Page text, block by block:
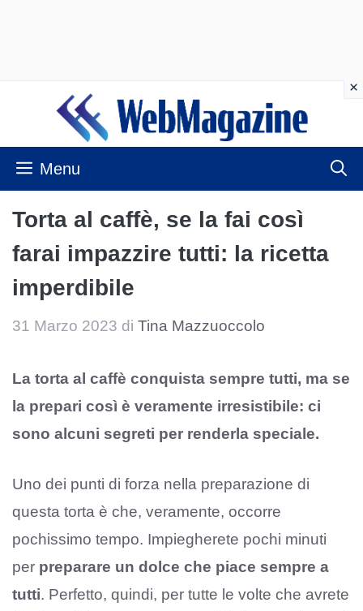
contenuto
Menu
Torta al caffè, se la fai così
farai impazzire tutti: la ricetta
imperdibile
31 Marzo 2023 di Tina Mazzuoccolo
La torta al caffè conquista sempre tutti, ma se
la prepari così è veramente irresistibile: ci
sono alcuni segreti per renderla speciale.
Uno dei punti di forza nella preparazione di
questa torta è che, veramente, occorre
pochissimo tempo. Impiegherete pochi minuti
per preparare un dolce che piace sempre a
tutti. Perfetto, quindi, per tutte le volte che avrete